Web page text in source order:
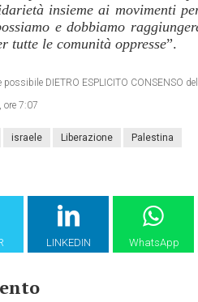
insieme ai movimenti
e dobbiamo
tutte le comunità oppresse”.
DIETRO ESPLICITO CONSENSO
7:07
israele Liberazione Palestina
LINKEDIN WhatsApp